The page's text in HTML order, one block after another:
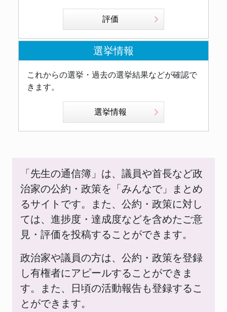
評価
選挙情報
これからの選挙・過去の選挙結果などが確認で
きます。
選挙情報
「先生の通信簿」は、議員や首長など政
治家の公約・政策を「みんなで」まとめ
るサイトです。また、公約・政策に対し
ては、進捗度・達成度などを含めたご意
見・評価を投稿することができます。
政治家や議員の方は、公約・政策を登録
し有権者にアピールすることができま
す。また、日頃の活動報告も登録するこ
とができます。